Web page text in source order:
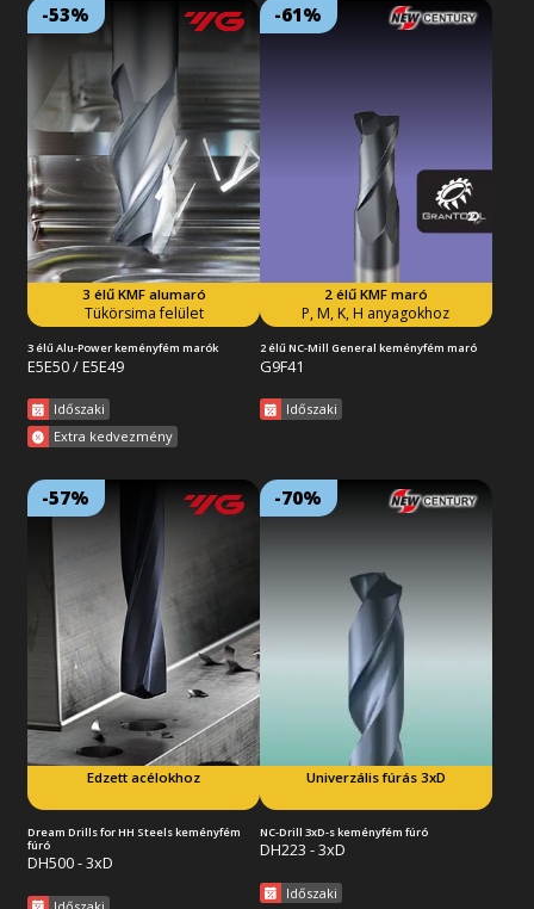
-53%
3 élű KMF alumaró
Tükörsima felület
Lejárat: 2026/09/30
18:59:59
3 élű, polírozott keményfém
maró, 45°-os élemelkedéssel.
Kitűnő forgácseltávolítás és
tükörsima felület. Kiváló
forgácsolási képesség
alumínium és réz anyagok
megmunkálásához, növelt
élettartam és nagyfokú
pontosság mellett.
Tovább az akcióra
3 élű Alu-Power keményfém marók
E5E50 / E5E49
Időszaki
Extra kedvezmény
-61%
2 élű KMF maró
P, M, K, H anyagokhoz
Lejárat: 2026/09/30
kivitelben. Univerzálisan
alkalmazható a legtöbb
feladathoz, száraz és nedves
körülmények között, de akár
nagysebességű (HSM)
forgácsoláshoz is. Acélok,
öntöttvasak és edzett anyagok
megmunkálásához.
Tovább az akcióra
2 élű NC-Mill General keményfém maró
G9F41
Időszaki
-57%
Edzett acélokhoz
Lejárat: 2026/09/30
TiAlN-bevonatos keményfém
fúró, rövid kivitelben (3xD),
hengeres szárral. Edzett acélok
megmunkálására (70 HRC-ig)
tervezett speciális
szerszámgeometria. Minimális
vágási terhelés a speciális
keresztél elvékonyításnak
köszönhetően. Erőteljes fúrásra
és hatékony forgácseltávolításra
optimalizált horony alak.
Tovább az akcióra
Dream Drills for HH Steels keményfém
fúró
DH500 - 3xD
-70%
Univerzális fúrás 3xD
Lejárat: 2026/09/30
fúró, rövid kivitelben (3xD),
külső hűtéssel és hengeres
Tovább az akcióra
NC-Drill 3xD-s keményfém fúró
DH223 - 3xD
Időszaki